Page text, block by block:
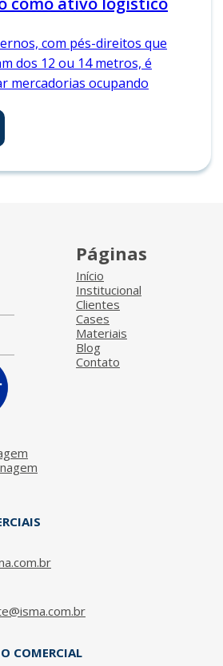
com pés-direitos que
dos 12 ou 14 metros, é
mercadorias ocupando
Páginas
Início
Institucional
Clientes
Cases
Materiais
Blog
Contato
COMERCIAL